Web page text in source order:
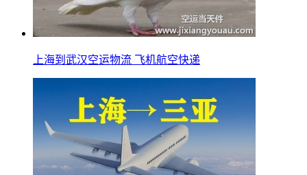
上海到武汉空运物流 飞机航空快递